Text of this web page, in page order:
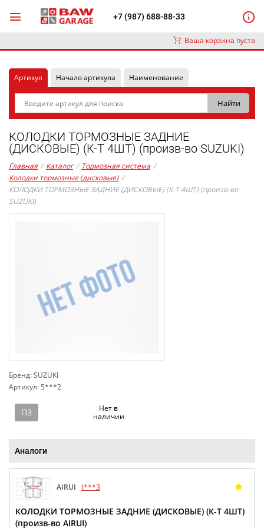
+7 (987) 688-88-33
Ваша корзина пуста
Артикул Начало артикула Наименование
КОЛОДКИ ТОРМОЗНЫЕ ЗАДНИЕ
(ДИСКОВЫЕ) (К-Т 4ШТ) (произв-во SUZUKI)
Главная / Каталог / Тормозная система /
Колодки тормозные (дисковые) /
КОЛОДКИ ТОРМОЗНЫЕ ЗАДНИЕ (ДИСКОВЫЕ) (К-Т 4ШТ) (произв-во
SUZUKI)
Бренд: SUZUKI
Артикул: 5***2
ПЗ
Нет в
наличии
Аналоги
AIRUI J***3
КОЛОДКИ ТОРМОЗНЫЕ ЗАДНИЕ (ДИСКОВЫЕ) (К-Т 4ШТ)
(произв-во AIRUI)